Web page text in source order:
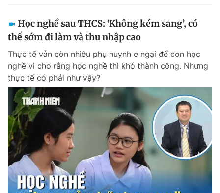
Học nghề sau THCS: ‘Không kém sang’, có
thể sớm đi làm và thu nhập cao
Thực tế vẫn còn nhiều phụ huynh e ngại để con học
nghề vì cho rằng học nghề thì khó thành công. Nhưng
thực tế có phải như vậy?